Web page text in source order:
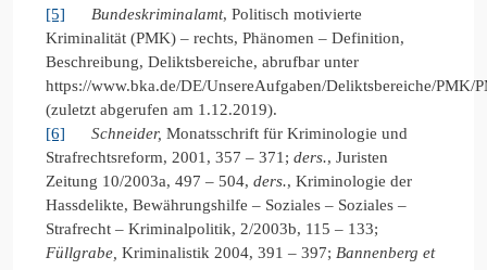
[5]
Bundeskriminalamt, Politisch motivierte
Kriminalität (PMK) – rechts, Phänomen – Definition,
Beschreibung, Deliktsbereiche, abrufbar unter
https://www.bka.de/DE/UnsereAufgaben/Deliktsbereiche/PMK/
(zuletzt abgerufen am 1.12.2019).
[6]
Schneider, Monatsschrift für Kriminologie und
Strafrechtsreform, 2001, 357 – 371; ders., Juristen
Zeitung 10/2003a, 497 – 504, ders., Kriminologie der
Hassdelikte, Bewährungshilfe – Soziales – Soziales –
Strafrecht – Kriminalpolitik, 2/2003b, 115 – 133;
Füllgrabe, Kriminalistik 2004, 391 – 397; Bannenberg et